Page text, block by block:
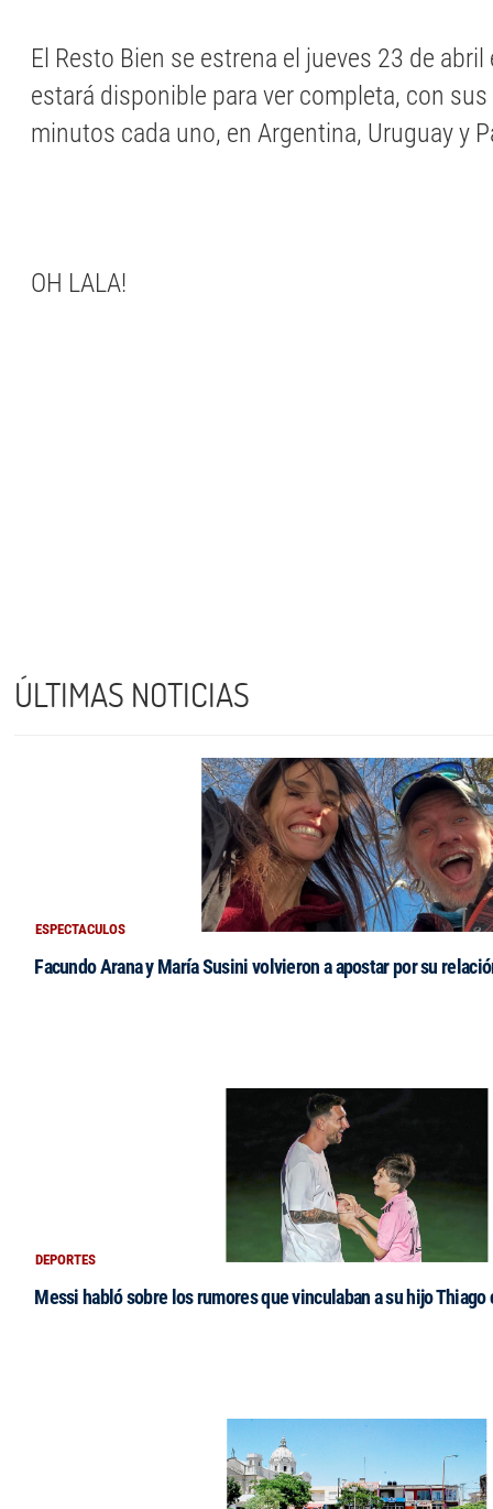
El Resto Bien se estrena el jueves 23 de
estará disponible para ver completa, con
minutos cada uno, en Argentina, Uruguay y
OH LALA!
ÚLTIMAS NOTICIAS
ESPECTACULOS
Facundo Arana y María Susini volvieron a apostar por su
DEPORTES
Messi habló sobre los rumores que vinculaban a su hijo Thiago